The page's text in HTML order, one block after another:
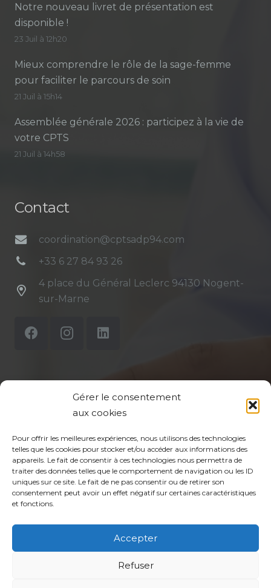
Gérer le consentement
aux cookies
Pour offrir les meilleures expériences, nous utilisons des technologies
telles que les cookies pour stocker et/ou accéder aux informations des
appareils. Le fait de consentir à ces technologies nous permettra de
traiter des données telles que le comportement de navigation ou les ID
uniques sur ce site. Le fait de ne pas consentir ou de retirer son
consentement peut avoir un effet négatif sur certaines caractéristiques
et fonctions.
Accepter
Refuser
Notre nouveau livret de présentation est
disponible !
23 Juil à 12h20
Mieux comprendre le rôle de la sage-femme
pour faciliter le parcours de soin
21 Juil à 15h14
Assemblée générale 2026 : participez à la vie de
votre CPTS
21 Juil à 14h58
Contact
coordination@cptsadp94.com
+33 6 27 84 93 26
4 place du Général Leclerc 94130 Nogent-
sur-Marne
Mentions légales
Politique de confidentialité du site
Politique de protection des données de la CPTS
ADP 94